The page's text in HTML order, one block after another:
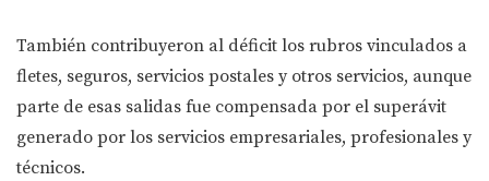
También contribuyeron al déficit los rubros vinculados a
fletes, seguros, servicios postales y otros servicios, aunque
parte de esas salidas fue compensada por el superávit
generado por los servicios empresariales, profesionales y
técnicos.